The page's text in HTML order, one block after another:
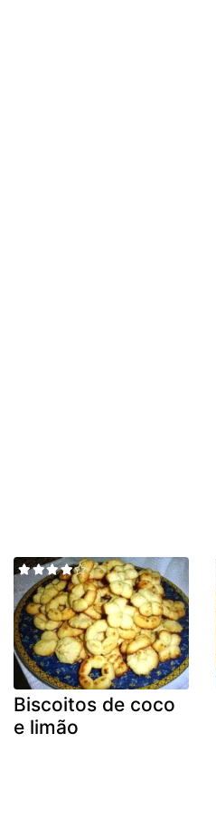
Biscoitos de coco
e limão